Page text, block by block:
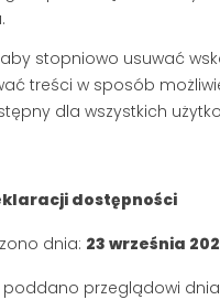
stopniowo usuwać
treści w sposób
dla wszystkich
dostępności
dnia: 23 września
przeglądowi